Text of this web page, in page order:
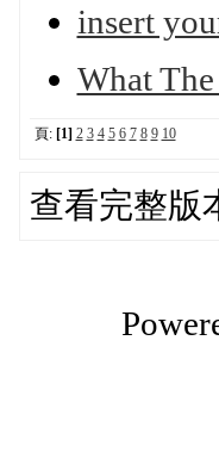
insert
What
頁: [1] 2 3 4 5 6 7 8 9 10
查看完整版